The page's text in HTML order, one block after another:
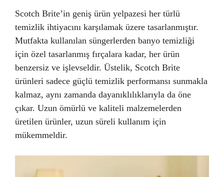
Scotch Brite’in geniş ürün yelpazesi her türlü
temizlik ihtiyacını karşılamak üzere tasarlanmıştır.
Mutfakta kullanılan süngerlerden banyo temizliği
için özel tasarlanmış fırçalara kadar, her ürün
benzersiz ve işlevseldir. Üstelik, Scotch Brite
ürünleri sadece güçlü temizlik performansı sunmakla
kalmaz, aynı zamanda dayanıklılıklarıyla da öne
çıkar. Uzun ömürlü ve kaliteli malzemelerden
üretilen ürünler, uzun süreli kullanım için
mükemmeldir.